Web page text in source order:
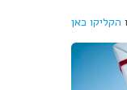
הקליקו כאן